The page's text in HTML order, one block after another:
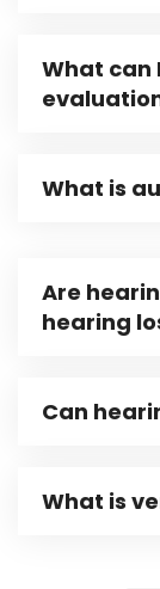
What can
What is
Are
hearing
Can
What is